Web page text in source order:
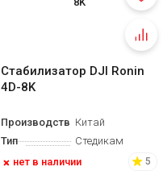
Стабилизатор DJI Ronin
4D-8K
ПроизводствоКитай
Тип
Стедикам
нет в наличии
5